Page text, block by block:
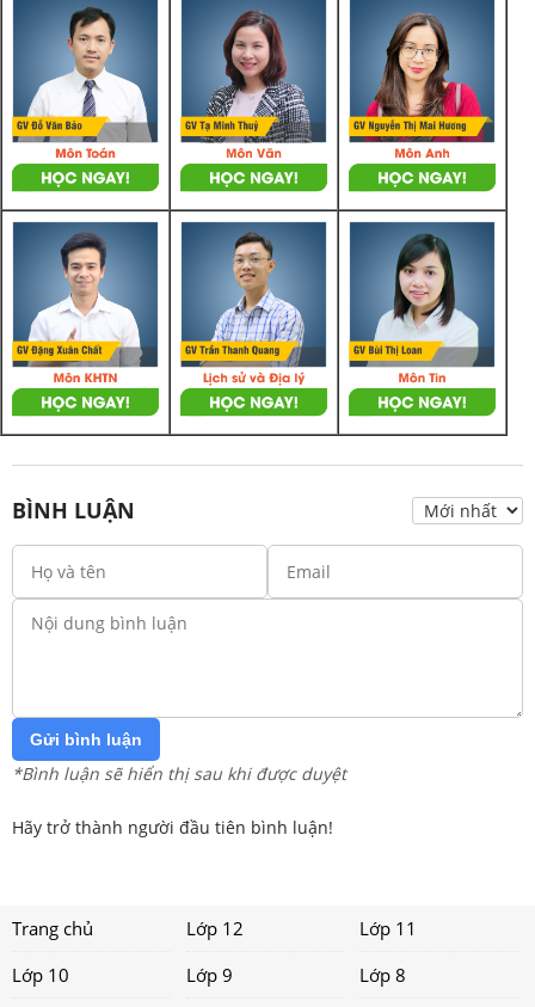
BÌNH LUẬN
Gửi bình luận
*Bình luận sẽ hiển thị sau khi được duyệt
Hãy trở thành người đầu tiên bình luận!
Trang chủ Lớp 12
Lớp 11
Lớp 10
Lớp 9 Lớp 8